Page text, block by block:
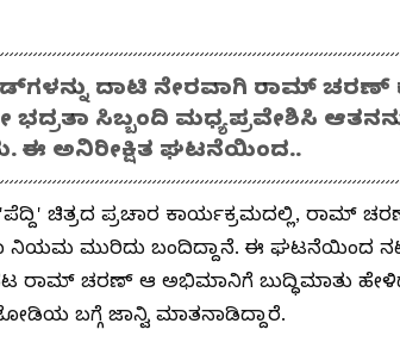
ದಾಟಿ ನೇರವಾಗಿ ರಾಮ್ ಚರಣ್
ಭದ್ರತಾ ಸಿಬ್ಬಂದಿ ಮಧ್ಯಪ್ರವೇಶಿಸಿ
ಈ ಅನಿರೀಕ್ಷಿತ ಘಟನೆಯಿಂದ..
ಚಿತ್ರದ ಪ್ರಚಾರ ಕಾರ್ಯಕ್ರಮದಲ್ಲಿ, ರಾಮ್
ನಿಯಮ ಮುರಿದು ಬಂದಿದ್ದಾನೆ. ಈ ಘಟನೆಯಿಂದ
ನಟ ರಾಮ್ ಚರಣ್ ಆ ಅಭಿಮಾನಿಗೆ ಬುದ್ಧಿಮಾತು
ಬಗ್ಗೆ ಜಾನ್ವಿ ಮಾತನಾಡಿದ್ದಾರೆ.